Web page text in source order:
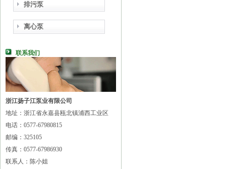
排污泵
离心泵
联系我们
浙江扬子江泵业有限公司
地址：浙江省永嘉县瓯北镇浦西工业区
电话：0577-67980815
邮编：325105
传真：0577-67986930
联系人：陈小姐